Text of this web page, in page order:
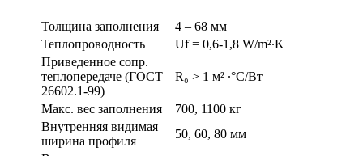
Толщина заполнения
4 – 68 мм
Теплопроводность
Uf = 0,6-1,8 W/m²∙K
Приведенное сопр.
теплопередаче (ГОСТ
26602.1-99)
R₀ > 1 м² ∙°С/Вт
Макс. вес заполнения
700, 1100 кг
Внутренняя видимая
ширина профиля
50, 60, 80 мм